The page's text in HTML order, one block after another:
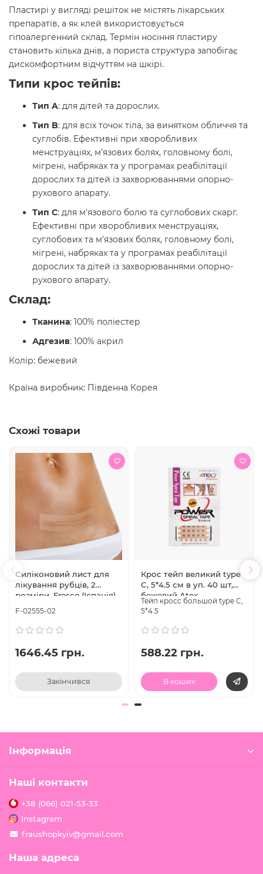
Пластирі у вигляді решіток не містять лікарських
препаратів, а як клей використовується
гіпоалергенний склад. Термін носіння пластиру
становить кілька днів, а пориста структура запобігає
дискомфортним відчуттям на шкірі.
Типи крос тейпів:
Тип A: для дітей та дорослих.
Тип B: для всіх точок тіла, за винятком обличчя та
суглобів. Ефективні при хворобливих
менструаціях, м'язових болях, головному болі,
мігрені, набряках та у програмах реабілітації
дорослих та дітей із захворюваннями опорно-
рухового апарату.
Тип C: для м'язового болю та суглобових скарг.
Ефективні при хворобливих менструаціях,
суглобових та м'язових болях, головному болі,
мігрені, набряках та у програмах реабілітації
дорослих та дітей із захворюваннями опорно-
рухового апарату.
Склад:
Тканина: 100% поліестер
Адгезив: 100% акрил
Колір: бежевий
Країна виробник: Південна Корея
Схожі товари
Силіконовий лист для
лікування рубців, 2
розміри, Fresco (Іспанія)
F-02555-02
1646.45 грн.
Закінчився
Крос тейп великий type
C, 5*4.5 см в уп. 40 шт,
бежевий Atex
Тейп кросс большой type C,
5*4.5
588.22 грн.
В кошик
Інформація
Наші контакти
+38 (066) 021-53-33
Instagram
fraushopkyiv@gmail.com
Наша адреса